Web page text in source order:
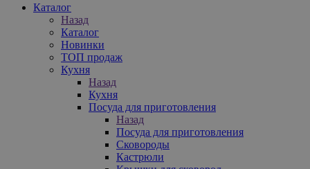
Каталог
Назад
Каталог
Новинки
ТОП продаж
Кухня
Назад
Кухня
Посуда для приготовления
Назад
Посуда для приготовления
Сковороды
Кастрюли